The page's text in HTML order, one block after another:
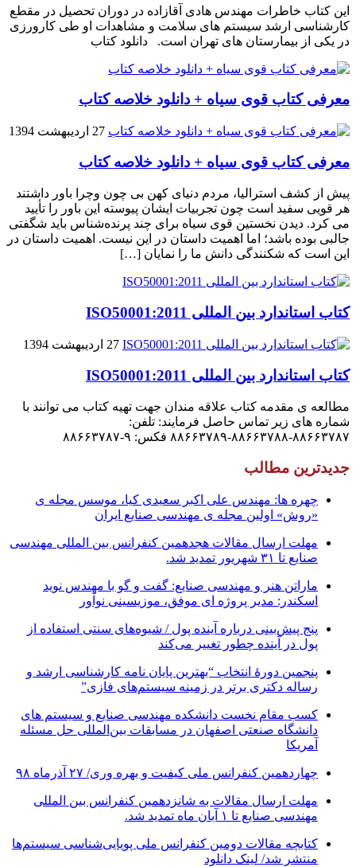
این کتاب خاطرات مهندس هادی آقازاده در دوران تحصیل در مقطع
کارشناسی ارشد سیستم های سلامت و مشاهدات او طی کارورزی
در یکی از بیمارستان های تهران است. دانلود کتاب
معرفی کتاب قوی سیاه + دانلود خلاصه کتاب
27 اردیبهشت 1394
معرفی کتاب قوی سیاه + دانلود خلاصه کتاب
پیش از کشف استرالیا، مردم دنیاى کهن بی چون وچرا باور داشتند
هر قویى سفید است چون تجربیات ایشان پیوسته این باور را تأیید
می کرد. دیدن نخستین قوى سیاه براى چند پرنده‌شناس باید شگفتى
جالبى بوده باشد؛ اما اهمیت داستان در این نیست. اهمیت داستان در
این است که شکنندگى دانش ما را نمایان […]
کتاب استاندارد بین المللی ISO50001:2011
27 اردیبهشت 1394
کتاب استاندارد بین المللی ISO50001:2011
مطالعه ی مقدمه کتاب علاقه مندان جهت تهیه کتاب می توانند با
شماره های زیر تماس حاصل فرمایند: تلفن:
۸۸۶۶۳۷۸۷-۸۸۶۶۳۷۸۸-۸۸۶۶۳۷۸۹ فکس: ۹-۸۸۶۶۳۷۸۷
جدیدترین مطالب
چهره ها: مهندس علی اکبر سعیدی کیا، موسس مجله ی
«روش» اولین مجله ی مهندسی صنایع ایران
مهلت ارسال مقالات هجدهمین کنفرانس بین المللی مهندسی
صنایع تا ۳۱ شهریور تمدید شد.
ماراتن هنر و مهندسی صنایع: گفت و گو با مهندس نوید
اسکندر: مدیر پروژه ای موفق، موزیسینی نوآور
پنج پیش‌بینی درباره آینده پول / شیوه‌های سنتی استفاده از
پول در آینده چطور تغییر می‌کند
پنجمین دورۀ انتخاب “بهترین پایان ­نامه کارشناسی­ ارشد و
رساله دکتری برتر در زمینه سیستم‌های فازی”
کسب مقام نخست دانشکده مهندسی صنایع و سیستم های
دانشگاه صنعتی اصفهان در مسابقات بین‌المللی حل مسئله
آمریکا
چهاردهمین کنفرانس ملی کیفیت و بهره وری/ ۲۷ آذرماه ۹۸
مهلت ارسال مقالات به شانزدهمین کنفرانس بین المللی
مهندسی صنایع تا ۱ آبان ماه تمدید شد.
کتابچه مقالات دومین کنفرانس ملی پویایی‌شناسی سیستم‌ها
منتشر شد/ لینک دانلود